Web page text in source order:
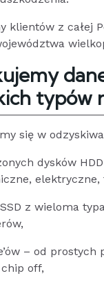
klientów z całej
typów
się w
dysków
z wieloma
– od prostych
off,